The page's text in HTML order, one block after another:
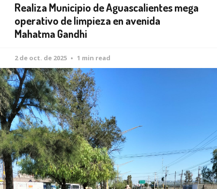
Realiza Municipio de Aguascalientes mega
operativo de limpieza en avenida
Mahatma Gandhi
2 de oct. de 2025 1 min read